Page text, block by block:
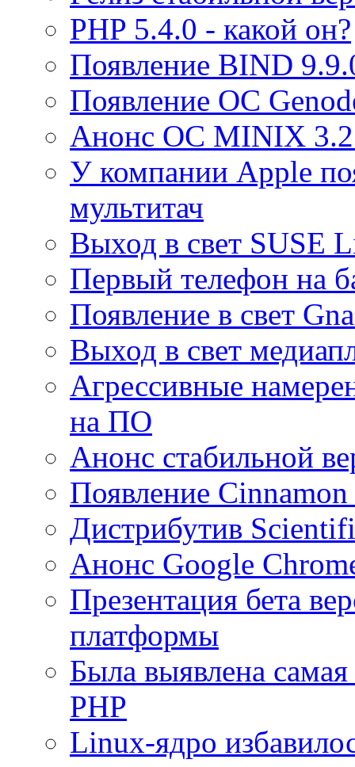
PHP 5.4.0 - какой он?
Появление BIND
Появление ОС
Анонс ОС MINIX
У компании Apple
мультитач
Выход в свет SUSE
Первый телефон на
Появление в свет
Выход в свет
Агрессивные
на ПО
Анонс стабильной
Появление
Дистрибутив
Анонс Google
Презентация бета
платформы
Была выявлена
PHP
Linux-ядро